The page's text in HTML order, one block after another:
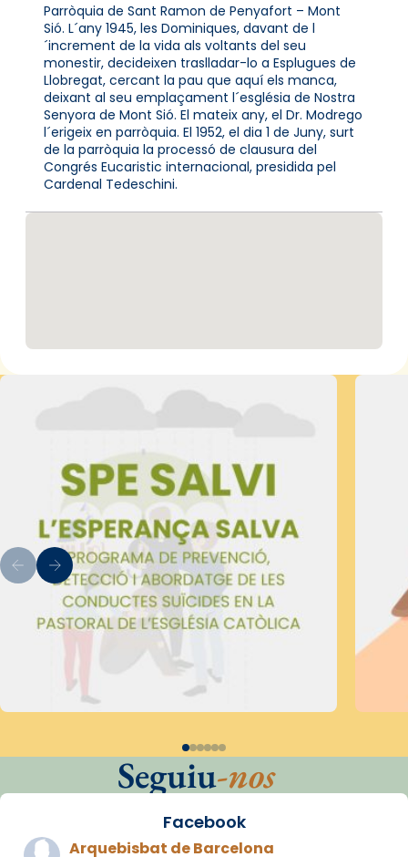
Parròquia de Sant Ramon de Penyafort – Mont
Sió. L´any 1945, les Dominiques, davant de l
´increment de la vida als voltants del seu
monestir, decideixen traslladar-lo a Esplugues de
Llobregat, cercant la pau que aquí els manca,
deixant al seu emplaçament l´església de Nostra
Senyora de Mont Sió. El mateix any, el Dr. Modrego
l´erigeix en parròquia. El 1952, el dia 1 de Juny, surt
de la parròquia la processó de clausura del
Congrés Eucaristic internacional, presidida pel
Cardenal Tedeschini.
Seguiu-nos
Facebook
Arquebisbat de Barcelona